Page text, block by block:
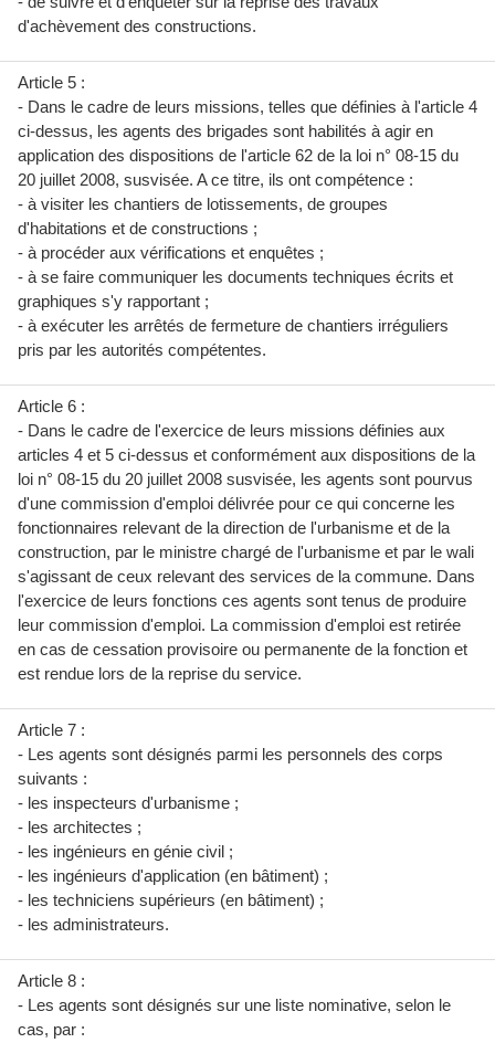
d'achèvement des constructions.
Article 5 :
- Dans le cadre de leurs missions, telles que définies à l'article 4
ci-dessus, les agents des brigades sont habilités à agir en
application des dispositions de l'article 62 de la loi n° 08-15 du
20 juillet 2008, susvisée. A ce titre, ils ont compétence :
- à visiter les chantiers de lotissements, de groupes
d'habitations et de constructions ;
- à procéder aux vérifications et enquêtes ;
- à se faire communiquer les documents techniques écrits et
graphiques s'y rapportant ;
- à exécuter les arrêtés de fermeture de chantiers irréguliers
pris par les autorités compétentes.
Article 6 :
- Dans le cadre de l'exercice de leurs missions définies aux
articles 4 et 5 ci-dessus et conformément aux dispositions de la
loi n° 08-15 du 20 juillet 2008 susvisée, les agents sont pourvus
d'une commission d'emploi délivrée pour ce qui concerne les
fonctionnaires relevant de la direction de l'urbanisme et de la
construction, par le ministre chargé de l'urbanisme et par le wali
s'agissant de ceux relevant des services de la commune. Dans
l'exercice de leurs fonctions ces agents sont tenus de produire
leur commission d'emploi. La commission d'emploi est retirée
en cas de cessation provisoire ou permanente de la fonction et
est rendue lors de la reprise du service.
Article 7 :
- Les agents sont désignés parmi les personnels des corps
suivants :
- les inspecteurs d'urbanisme ;
- les architectes ;
- les ingénieurs en génie civil ;
- les ingénieurs d'application (en bâtiment) ;
- les techniciens supérieurs (en bâtiment) ;
- les administrateurs.
Article 8 :
- Les agents sont désignés sur une liste nominative, selon le
cas, par :